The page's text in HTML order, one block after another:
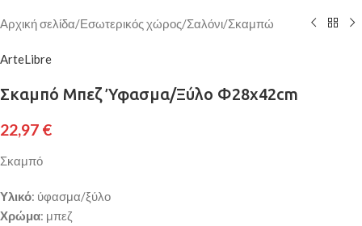
Αρχική σελίδα/Εσωτερικός χώρος/Σαλόνι/Σκαμπώ
ArteLibre
Σκαμπό Μπεζ Ύφασμα/Ξύλο Φ28x42cm
22,97 €
Σκαμπό
Υλικό: ύφασμα/ξύλο
Χρώμα: μπεζ